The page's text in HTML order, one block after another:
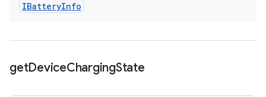
IBatteryInfo
getDeviceChargingState